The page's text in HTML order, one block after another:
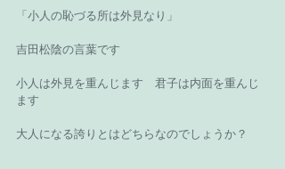
「小人の恥づる所は外見なり」
吉田松陰の言葉です
小人は外見を重んじます　君子は内面を重んじ
ます
大人になる誇りとはどちらなのでしょうか？